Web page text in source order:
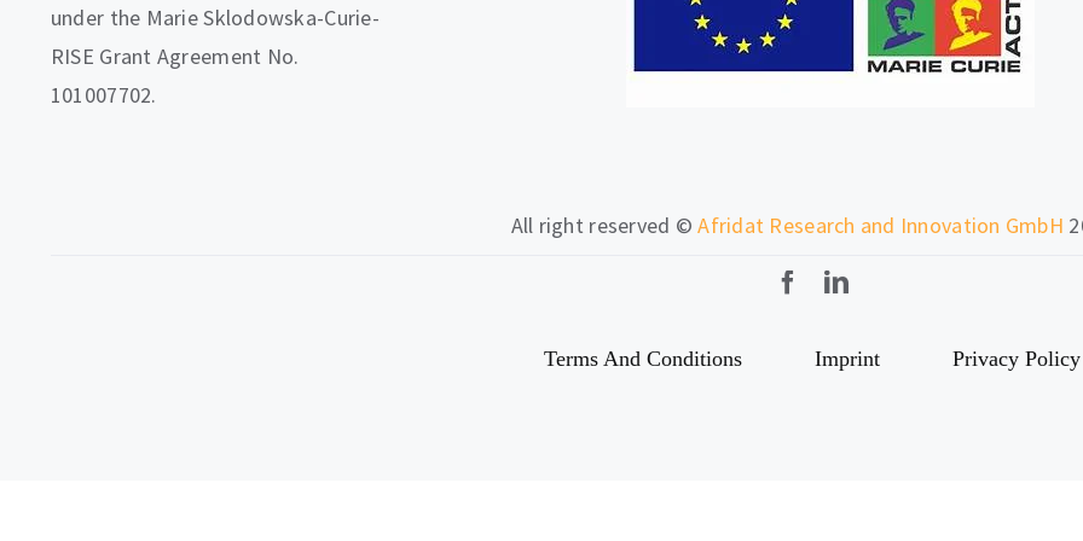
under the Marie Sklodowska-Curie-
RISE Grant Agreement No.
101007702.
All right reserved ©Afridat Research and Innovation GmbH
Terms And Conditions Imprint Privacy Policy